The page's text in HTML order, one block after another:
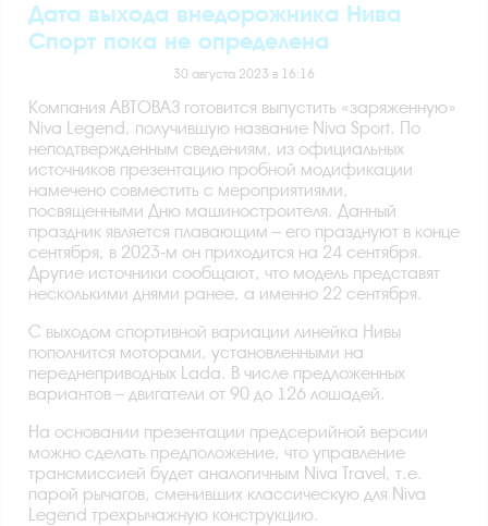
Дата выхода внедорожника Нива
Спорт пока не определена
30 августа 2023 в 16:16
Компания АВТОВАЗ готовится выпустить «заряженную»
Niva Legend, получившую название Niva Sport. По
неподтвержденным сведениям, из официальных
источников презентацию пробной модификации
намечено совместить с мероприятиями,
посвященными Дню машиностроителя. Данный
праздник является плавающим – его празднуют в конце
сентября, в 2023-м он приходится на 24 сентября.
Другие источники сообщают, что модель представят
несколькими днями ранее, а именно 22 сентября.
С выходом спортивной вариации линейка Нивы
пополнится моторами, установленными на
переднеприводных Lada. В числе предложенных
вариантов – двигатели от 90 до 126 лошадей.
На основании презентации предсерийной версии
можно сделать предположение, что управление
трансмиссией будет аналогичным Niva Travel, т.е.
парой рычагов, сменивших классическую для Niva
Legend трехрычажную конструкцию.